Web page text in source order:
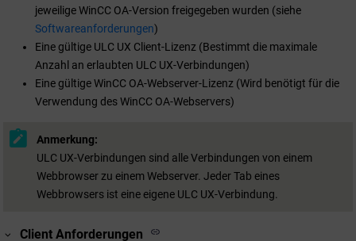
jeweiligeWinCC OA-Version freigegeben wurden (siehe
Softwareanforderungen)
Eine gültige ULC UX Client-Lizenz (Bestimmt die maximale
Anzahl an erlaubten ULC UX-Verbindungen)
Eine gültigeWinCC OA-Webserver-Lizenz (Wird benötigt für die
Verwendung desWinCC OA-Webservers)
Anmerkung:
ULC UX-Verbindungen sind alle Verbindungen von einem
Webbrowser zu einem Webserver. Jeder Tab eines
Webbrowsers ist eine eigene ULC UX-Verbindung.
Client Anforderungen